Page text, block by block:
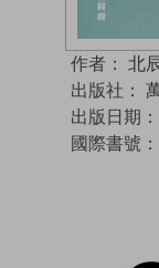
作者： 北
出版社：
出版日期：
國際書號：